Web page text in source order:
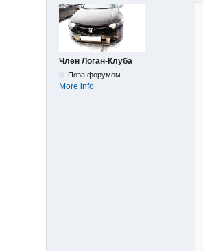
Член Логан-Клуба
Поза форумом
More info